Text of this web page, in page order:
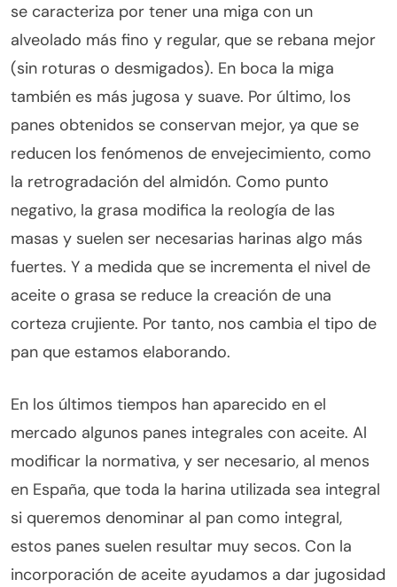
se caracteriza por tener una miga con un
alveolado más fino y regular, que se rebana mejor
(sin roturas o desmigados). En boca la miga
también es más jugosa y suave. Por último, los
panes obtenidos se conservan mejor, ya que se
reducen los fenómenos de envejecimiento, como
la retrogradación del almidón. Como punto
negativo, la grasa modifica la reología de las
masas y suelen ser necesarias harinas algo más
fuertes. Y a medida que se incrementa el nivel de
aceite o grasa se reduce la creación de una
corteza crujiente. Por tanto, nos cambia el tipo de
pan que estamos elaborando.
En los últimos tiempos han aparecido en el
mercado algunos panes integrales con aceite. Al
modificar la normativa, y ser necesario, al menos
en España, que toda la harina utilizada sea integral
si queremos denominar al pan como integral,
estos panes suelen resultar muy secos. Con la
incorporación de aceite ayudamos a dar jugosidad